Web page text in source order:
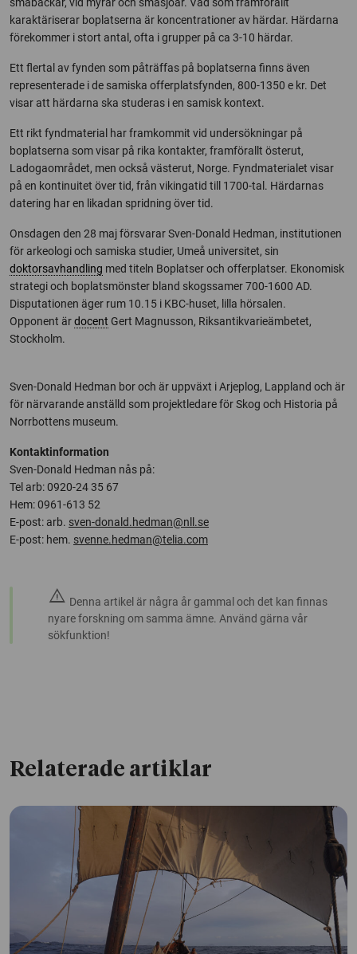
karaktäriserar boplatserna är koncentrationer av härdar. Härdarna
förekommer i stort antal, ofta i grupper på ca 3-10 härdar.
Ett flertal av fynden som påträffas på boplatserna finns även
representerade i de samiska offerplatsfynden, 800-1350 e kr. Det
visar att härdarna ska studeras i en samisk kontext.
Ett rikt fyndmaterial har framkommit vid undersökningar på
boplatserna som visar på rika kontakter, framförallt österut,
Ladogaområdet, men också västerut, Norge. Fyndmaterialet visar
på en kontinuitet över tid, från vikingatid till 1700-tal. Härdarnas
datering har en likadan spridning över tid.
Onsdagen den 28 maj försvarar Sven-Donald Hedman, institutionen
för arkeologi och samiska studier, Umeå universitet, sin
doktorsavhandling med titeln Boplatser och offerplatser. Ekonomisk
strategi och boplatsmönster bland skogssamer 700-1600 AD.
Disputationen äger rum 10.15 i KBC-huset, lilla hörsalen.
Opponent ärdocent Gert Magnusson, Riksantikvarieämbetet,
Stockholm.
Sven-Donald Hedman bor och är uppväxt i Arjeplog, Lappland och är
för närvarande anställd som projektledare för Skog och Historia på
Norrbottens museum.
Kontaktinformation
Sven-Donald Hedman nås på:
Tel arb: 0920-24 35 67
Hem: 0961-613 52
E-post: arb. sven-donald.hedman@nll.se
E-post: hem. svenne.hedman@telia.com
warning Denna artikel är några år gammal och det kan finnas
nyare forskning om samma ämne. Använd gärna vår
sökfunktion!
Relaterade artiklar